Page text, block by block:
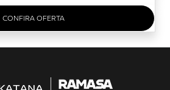
CONFIRA OFERTA